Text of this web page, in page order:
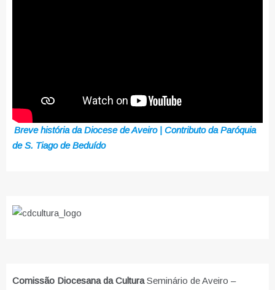
Breve história da Diocese de Aveiro | Contributo da Paróquia
de S. Tiago de Beduído
Comissão Diocesana da CulturaSeminário de Aveiro –